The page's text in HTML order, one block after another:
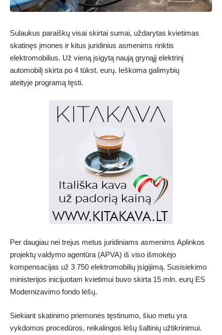
Sulaukus paraiškų visai skirtai sumai, uždarytas kvietimas
skatinęs įmones ir kitus juridinius asmenims rinktis
elektromobilius. Už vieną įsigytą naują grynąjį elektrinį
automobilį skirta po 4 tūkst. eurų. Ieškoma galimybių
ateityje programą tęsti.
Per daugiau nei trejus metus juridiniams asmenims Aplinkos
projektų valdymo agentūra (APVA) iš viso išmokėjo
kompensacijas už 3 750 elektromobilių įsigijimą. Susisiekimo
ministerijos inicijuotam kvietimui buvo skirta 15 mln. eurų ES
Modernizavimo fondo lėšų.
Siekiant skatinimo priemonės tęstinumo, šiuo metu yra
vykdomos procedūros, reikalingos lėšų šaltinių užtikrinimui.